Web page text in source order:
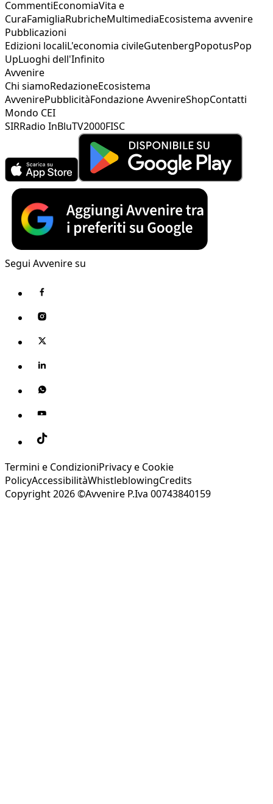
CommentiEconomiaVita e
CuraFamigliaRubricheMultimediaEcosistema avvenire
Pubblicazioni
Edizioni localiL'economia civileGutenbergPopotusPop
UpLuoghi dell'Infinito
Avvenire
Chi siamoRedazioneEcosistema
AvvenirePubblicitàFondazione AvvenireShopContatti
Mondo CEI
SIRRadio InBluTV2000FISC
Segui Avvenire su
Termini e CondizioniPrivacy e Cookie
PolicyAccessibilitàWhistleblowingCredits
Copyright 2026 ©Avvenire P.Iva 00743840159